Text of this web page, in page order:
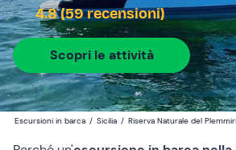
4.8 (59 recensioni)
Scopri le attività
Escursioni in barca / Sicilia / Riserva Naturale del